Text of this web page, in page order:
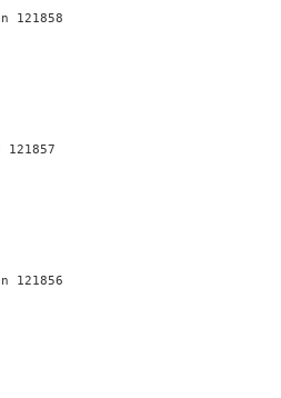
121858
121857
121856